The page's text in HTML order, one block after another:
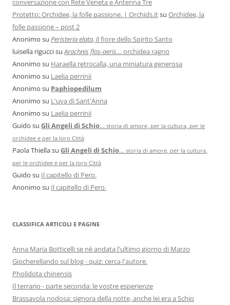
Protetto: Orchidee, la folle passione. | Orchids.itsu Orchidee, la
folle passione – post 2
Anonimo su Peristeria elata, il fiore dello Spirito Santo
luisella riguccisu Arachnis flos-aeris… orchidea ragno
Anonimo su Haraella retrocalla, una miniatura generosa
Anonimo su Laelia perrinii
Anonimo su Paphiopedilum
Anonimo su L'uva di Sant'Anna
Anonimo su Laelia perrinii
Guido su Gli Angeli di Schio… storia di amore, per la cultura, per le
orchidee e per la loro Città
Paola Thiellasu Gli Angeli di Schio… storia di amore, per la cultura,
per le orchidee e per la loro Città
Guido su Il capitello di Pero.
Anonimo su Il capitello di Pero.
CLASSIFICA ARTICOLI E PAGINE
Anna Maria Botticelli se nè andata l'ultimo giorno di Marzo
Giocherellando sul blog - quiz: cerca l'autore.
Pholidota chinensis
Il terrario - parte seconda: le vostre esperienze
Brassavola nodosa: signora della notte, anche lei era a Schio